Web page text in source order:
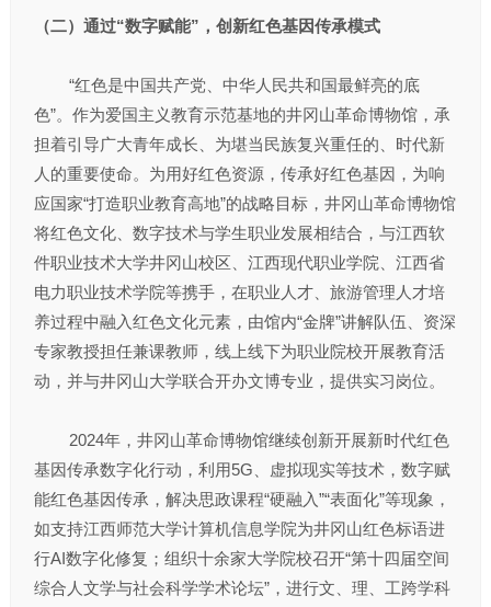
（二）通过“数字赋能”，创新红色基因传承模式
“红色是中国共产党、中华人民共和国最鲜亮的底
色”。作为爱国主义教育示范基地的井冈山革命博物馆，承
担着引导广大青年成长、为堪当民族复兴重任的、时代新
人的重要使命。为用好红色资源，传承好红色基因，为响
应国家“打造职业教育高地”的战略目标，井冈山革命博物馆
将红色文化、数字技术与学生职业发展相结合，与江西软
件职业技术大学井冈山校区、江西现代职业学院、江西省
电力职业技术学院等携手，在职业人才、旅游管理人才培
养过程中融入红色文化元素，由馆内“金牌”讲解队伍、资深
专家教授担任兼课教师，线上线下为职业院校开展教育活
动，并与井冈山大学联合开办文博专业，提供实习岗位。
2024年，井冈山革命博物馆继续创新开展新时代红色
基因传承数字化行动，利用5G、虚拟现实等技术，数字赋
能红色基因传承，解决思政课程“硬融入”“表面化”等现象，
如支持江西师范大学计算机信息学院为井冈山红色标语进
行AI数字化修复；组织十余家大学院校召开“第十四届空间
综合人文学与社会科学学术论坛”，进行文、理、工跨学科